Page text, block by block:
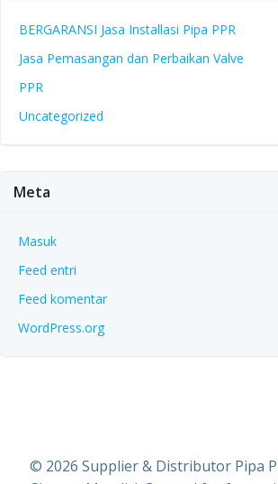
BERGARANSI Jasa Installasi Pipa PPR
Jasa Pemasangan dan Perbaikan Valve
PPR
Uncategorized
Meta
Masuk
Feed entri
Feed komentar
WordPress.org
© 2026 Supplier & Distributor Pipa